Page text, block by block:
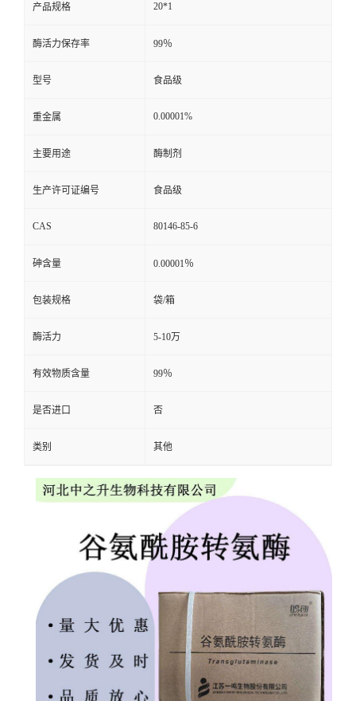
产品规格 20*1
酶活力保存率 99％
型号 食品级
重金属 0.00001%
主要用途 酶制剂
生产许可证编号 食品级
CAS 80146-85-6
砷含量 0.00001％
包装规格 袋/箱
酶活力 5-10万
有效物质含量 99％
是否进口 否
类别 其他